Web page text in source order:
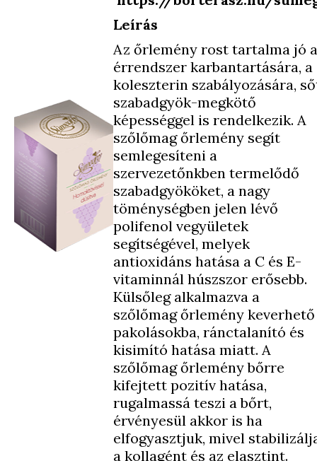
Leírás
Az őrlemény rost tartalma jó
érrendszer karbantartására, a
koleszterin szabályozására,
szabadgyök-megkötő
képességgel is rendelkezik. A
szőlőmag őrlemény segít
semlegesíteni a
szervezetőnkben termelődő
szabadgyököket, a nagy
töménységben jelen lévő
polifenol vegyületek
segítségével, melyek
antioxidáns hatása a C és E-
vitaminnál húszszor erősebb.
Külsőleg alkalmazva a
szőlőmag őrlemény keverhető
pakolásokba, ránctalanító és
kisimító hatása miatt. A
szőlőmag őrlemény bőrre
kifejtett pozitív hatása,
rugalmassá teszi a bőrt,
érvényesül akkor is ha
elfogyasztjuk, mivel
a kollagént és az elasztint.